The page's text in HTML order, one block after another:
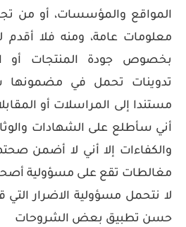
المواقع والمؤسسات، أو من
معلومات عامة، ومنه فلا
بخصوص جودة المنتجات أو
تدوينات تحمل في مضمونها
مستندا إلى المراسلات أو
أني سأطلع على الشهادات
مغالطات تقع على مسؤولية
لا نتحمل مسؤولية الاضرار
حسن تطبيق بعض الشروحات